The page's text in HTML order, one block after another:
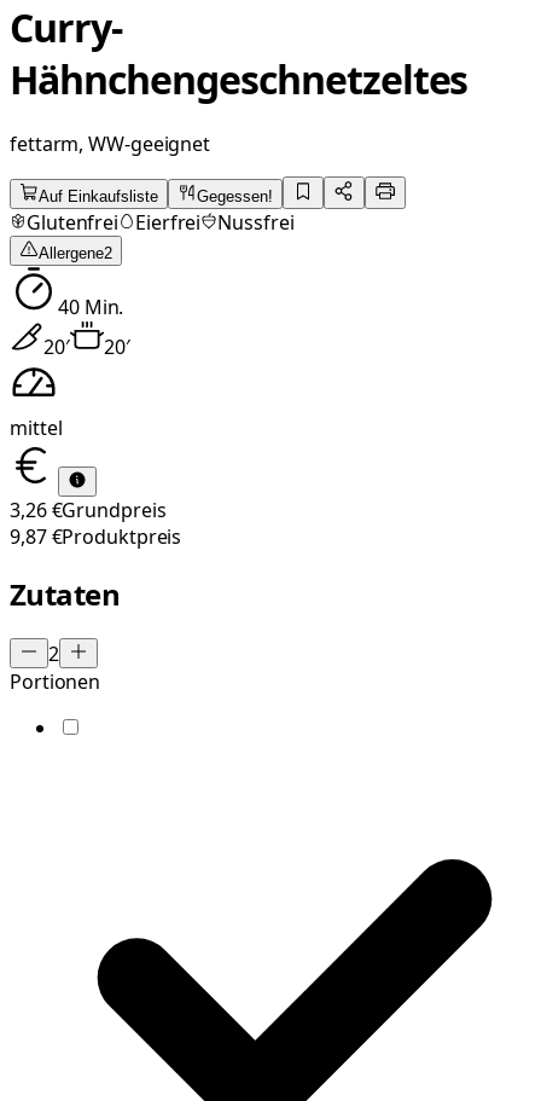
Curry-
Hähnchengeschnetzeltes
fettarm, WW-geeignet
Auf Einkaufsliste Gegessen!
Glutenfrei Eierfrei Nussfrei
Allergene2
40Min.
20′ 20′
mittel
3,26 €Grundpreis
9,87 €Produktpreis
Zutaten
2
Portionen